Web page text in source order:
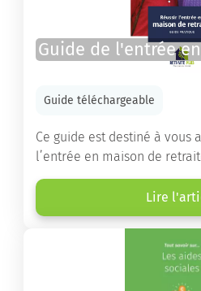
Guide de l'entrée en
Guide téléchargeable
Ce guide est destiné à vous
l’entrée en maison de
Vous y trouverez un
d’établissements ainsi que
destinés à orienter les
Lire